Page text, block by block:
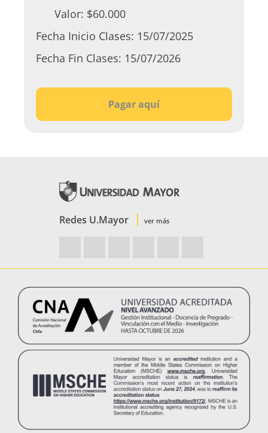
Valor: $60.000
Fecha Inicio Clases: 15/07/2025
Fecha Fin Clases: 15/07/2026
Pagar aquí
Redes U.Mayor ver más